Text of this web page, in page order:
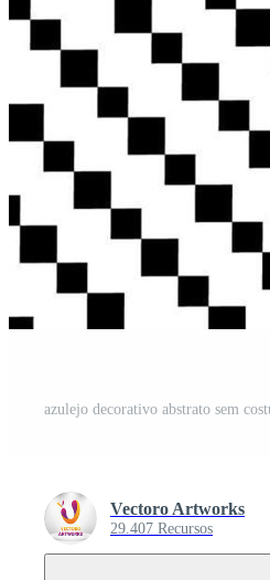
azulejo decorativo abstrato sem
Vectoro Artworks
29.407 Recursos